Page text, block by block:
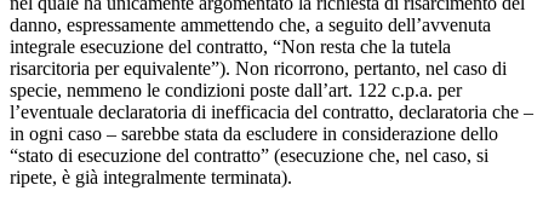
danno, espressamente ammettendo che, a seguito dell’avvenuta
integrale esecuzione del contratto, “Non resta che la tutela
risarcitoria per equivalente”). Non ricorrono, pertanto, nel caso di
specie, nemmeno le condizioni poste dall’art. 122 c.p.a. per
l’eventuale declaratoria di inefficacia del contratto, declaratoria che –
in ogni caso – sarebbe stata da escludere in considerazione dello
“stato di esecuzione del contratto” (esecuzione che, nel caso, si
ripete, è già integralmente terminata).